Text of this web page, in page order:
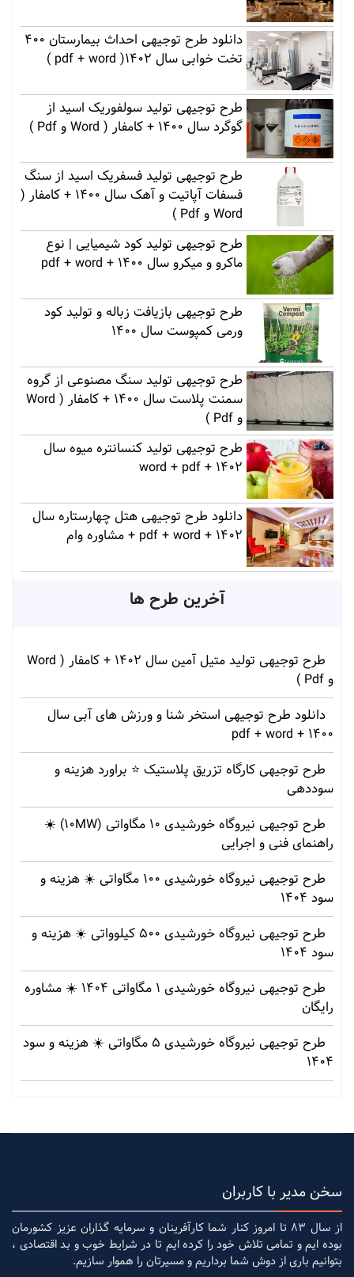
دانلود طرح توجیهی احداث بیمارستان 400
تخت خوابی سال 1402( pdf + word )
طرح توجیهی تولید سولفوریک اسید از
گوگرد سال 1400 + کامفار ( Word و Pdf )
طرح توجیهی تولید فسفریک اسید از سنگ
فسفات آپاتیت و آهک سال 1400 + کامفار (
Word و Pdf )
طرح توجیهی تولید کود شیمیایی | نوع
ماکرو و میکرو سال 1400 + pdf + word
طرح توجیهی بازیافت زباله و تولید کود
ورمی کمپوست سال 1400
طرح توجیهی تولید سنگ مصنوعی از گروه
سمنت پلاست سال 1400 + کامفار ( Word
و Pdf )
طرح توجیهی تولید کنسانتره میوه سال
1402 + word + pdf
دانلود طرح توجیهی هتل چهارستاره سال
1402 + pdf + word + مشاوره وام
آخرین طرح ها
طرح توجیهی تولید متیل آمین سال 1402 + کامفار ( Word
و Pdf )
دانلود طرح توجیهی استخر شنا و ورزش های آبی سال
1400 + pdf + word
طرح توجیهی کارگاه تزریق پلاستیک ⭐ براورد هزینه و
سوددهی
طرح توجیهی نیروگاه خورشیدی 10 مگاواتی (10MW) ☀️
راهنمای فنی و اجرایی
طرح توجیهی نیروگاه خورشیدی 100 مگاواتی ☀️ هزینه‌ و
سود 1404
طرح توجیهی نیروگاه خورشیدی 500 کیلوواتی ☀️ هزینه‌ و
سود 1404
طرح توجیهی نیروگاه خورشیدی 1 مگاواتی 1404 ☀️ مشاوره
رایگان
طرح توجیهی نیروگاه خورشیدی 5 مگاواتی ☀️ هزینه‌ و سود
1404
سخن مدیر با کاربران
از سال 83 تا امروز کنار شما کارآفرینان و سرمایه گذاران عزیز کشورمان
بوده ایم و تمامی تلاش خود را کرده ایم تا در شرایط خوب و بد اقتصادی ،
بتوانیم باری از دوش شما برداریم و مسیرتان را هموار سازیم.